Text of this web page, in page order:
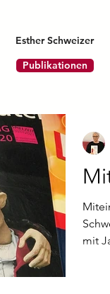
Esther Schweizer
Publikationen
mit